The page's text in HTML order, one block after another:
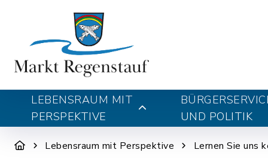
LEBENSRAUM MIT
PERSPEKTIVE
UND POLITIK
Lebensraum mit Perspektive Lernen Sie uns